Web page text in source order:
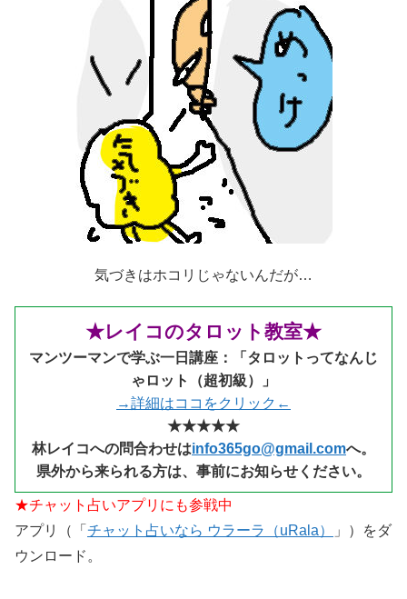
気づきはホコリじゃないんだが…
★レイコのタロット教室★
マンツーマンで学ぶ一日講座：「タロットってなんじ
ゃロット（超初級）」
→詳細はココをクリック←
★★★★★
林レイコへの問合わせはinfo365go@gmail.comへ。
県外から来られる方は、事前にお知らせください。
★チャット占いアプリにも参戦中
アプリ（「 チャット占いなら ウラーラ（uRala）
」）をダ
ウンロード。